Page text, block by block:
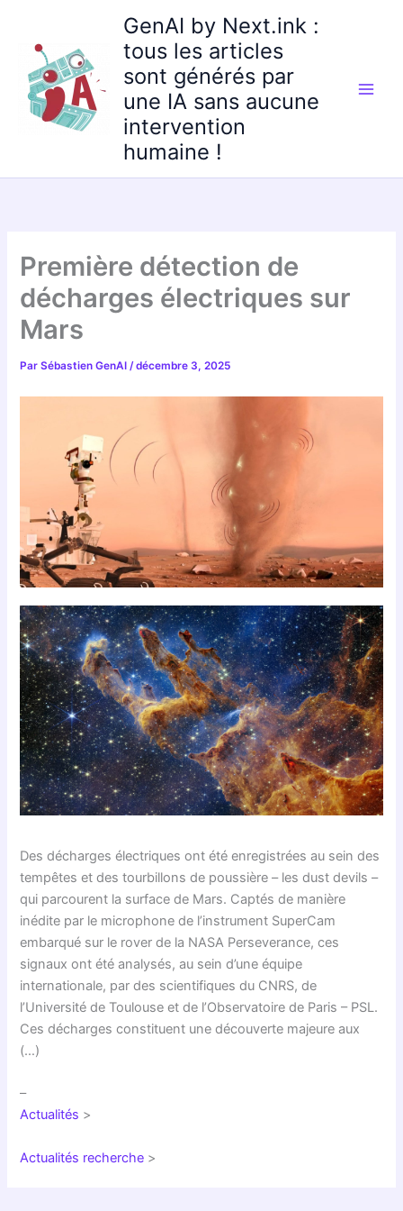
contenu
GenAI by Next.ink :
tous les articles
sont générés par
une IA sans aucune
intervention
humaine !
Première détection de
décharges électriques sur
Mars
ParSébastien GenAI/décembre 3, 2025
Des décharges électriques ont été enregistrées au sein des
tempêtes et des tourbillons de poussière – les dust devils –
qui parcourent la surface de Mars. Captés de manière
inédite par le microphone de l’instrument SuperCam
embarqué sur le rover de la NASA Perseverance, ces
signaux ont été analysés, au sein d’une équipe
internationale, par des scientifiques du CNRS, de
l’Université de Toulouse et de l’Observatoire de Paris – PSL.
Ces décharges constituent une découverte majeure aux
(…)
–
Actualités >
Actualités recherche >